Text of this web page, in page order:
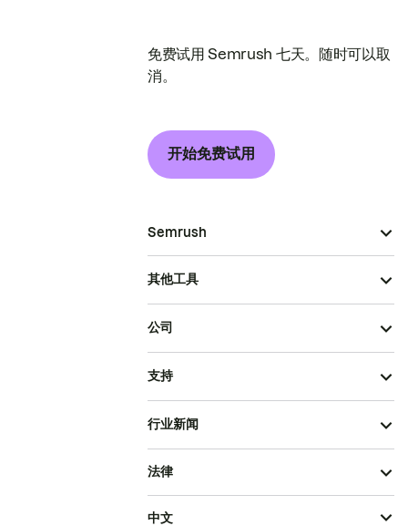
免费试用 Semrush 七天。随时可以取
消。
开始免费试用
Semrush
其他工具
公司
支持
行业新闻
法律
中文